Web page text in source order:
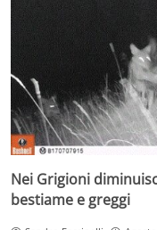
Nei Grigioni
bestiame e greggi